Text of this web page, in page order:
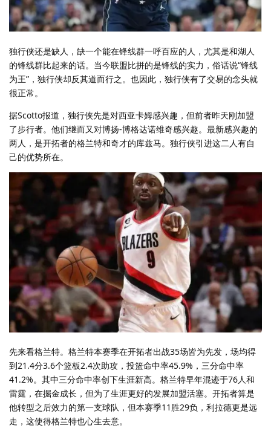
独行侠还是缺人，缺一个能在锋线群一呼百应的人，尤其是和湖人
的锋线群比起来的话。当今联盟比拼的是锋线的实力，俗话说“锋线
为王”，独行侠却反其道而行之。也因此，独行侠有了交易的念头就
很正常。
据Scotto报道，独行侠先是对西亚卡姆感兴趣，但前者昨天刚加盟
了步行者。他们继而又对博扬-博格达诺维奇感兴趣。最新感兴趣的
两人，是开拓者的格兰特和奇才的库兹马。独行侠引进这二人有自
己的优势所在。
先来看格兰特。格兰特本赛季在开拓者出战35场皆为先发，场均得
到21.4分3.6个篮板2.4次助攻，投篮命中率45.9%，三分命中率
41.2%。其中三分命中率创下生涯新高。格兰特早年混迹于76人和
雷霆，在掘金成长，但为了生涯更好的发展加盟活塞。开拓者算是
他转型之后效力的第一支球队，但本赛季11胜29负，利拉德更是远
走，这使得格兰特也心生去意。